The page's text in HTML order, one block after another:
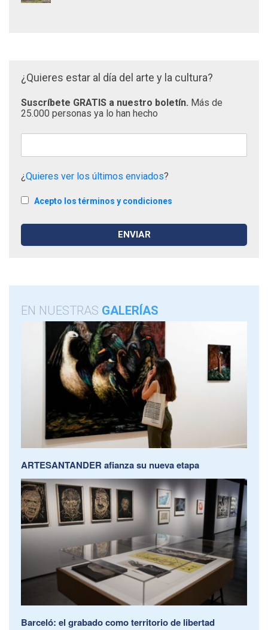
¿Quieres estar al día del arte y la cultura?
Suscríbete GRATIS a nuestro boletín. Más de
25.000 personas ya lo han hecho
¿Quieres ver los últimos enviados?
Acepto los términos y condiciones
EN NUESTRAS GALERÍAS
ARTESANTANDER afianza su nueva etapa
Barceló: el grabado como territorio de libertad